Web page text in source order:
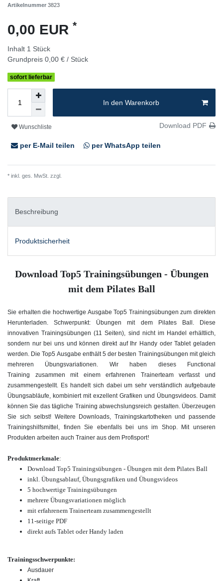
Artikelnummer 3823
0,00 EUR *
Inhalt 1 Stück
Grundpreis 0,00 € / Stück
sofort lieferbar
In den Warenkorb
Wunschliste Download PDF
per E-Mail teilen per WhatsApp teilen
* inkl. ges. MwSt. zzgl.
Beschreibung
Produktsicherheit
Download Top5 Trainingsübungen - Übungen
mit dem Pilates Ball
Sie erhalten die hochwertige Ausgabe Top5 Trainingsübungen zum direkten
Herunterladen. Schwerpunkt: Übungen mit dem Pilates Ball. Diese
innovativen Trainingsübungen (11 Seiten), sind nicht im Handel erhältlich,
sondern nur bei uns und können direkt auf Ihr Handy oder Tablet geladen
werden. Die Top5 Ausgabe enthält 5 der besten Trainingsübungen mit gleich
mehreren Übungsvariationen. Wir haben dieses Functional
Training zusammen mit einem erfahrenen Trainerteam verfasst und
zusammengestellt. Es handelt sich dabei um sehr verständlich aufgebaute
Übungsabläufe, kombiniert mit exzellent Grafiken und Übungsvideos. Damit
können Sie das tägliche Training abwechslungsreich gestalten. Überzeugen
Sie sich selbst! Weitere Downloads, Trainingskartotheken und passende
Trainingshilfsmittel, finden Sie ebenfalls bei uns im Shop. Mit unseren
Produkten arbeiten auch Trainer aus dem Profisport!
Produktmerkmale:
Download Top5 Trainingsübungen - Übungen mit dem Pilates Ball
inkl. Übungsablauf, Übungsgrafiken und Übungsvideos
5 hochwertige Trainingsübungen
mehrere Übungsvariationen möglich
mit erfahrenem Trainerteam zusammengestellt
11-seitige PDF
direkt aufs Tablet oder Handy laden
Trainingsschwerpunkte:
Ausdauer